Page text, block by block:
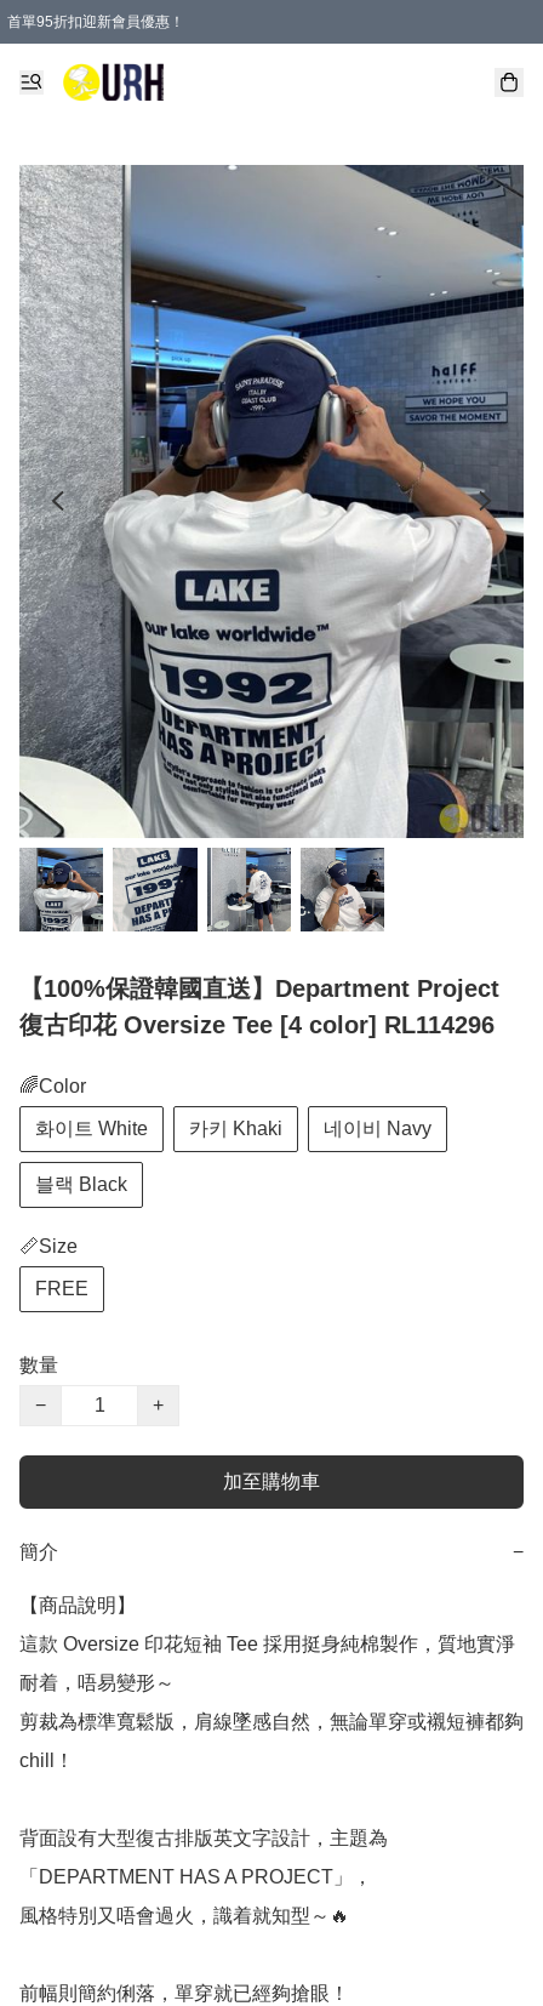
首單95折扣迎新會員優惠！
特選會員可享全單低至 95 折優惠！
單一訂單滿HKD600(澳門HKD800)包郵寄順豐送到家。
【100%保證韓國直送】Department Project
復古印花 Oversize Tee [4 color] RL114296
🌈Color
화이트 White 카키 Khaki 네이비 Navy
블랙 Black
📏Size
FREE
數量
−
+
加至購物車
簡介 −
【商品說明】
這款 Oversize 印花短袖 Tee 採用挺身純棉製作，質地實淨
耐着，唔易變形～
剪裁為標準寬鬆版，肩線墜感自然，無論單穿或襯短褲都夠
chill！
背面設有大型復古排版英文字設計，主題為
「DEPARTMENT HAS A PROJECT」，
風格特別又唔會過火，識着就知型～🔥
前幅則簡約俐落，單穿就已經夠搶眼！